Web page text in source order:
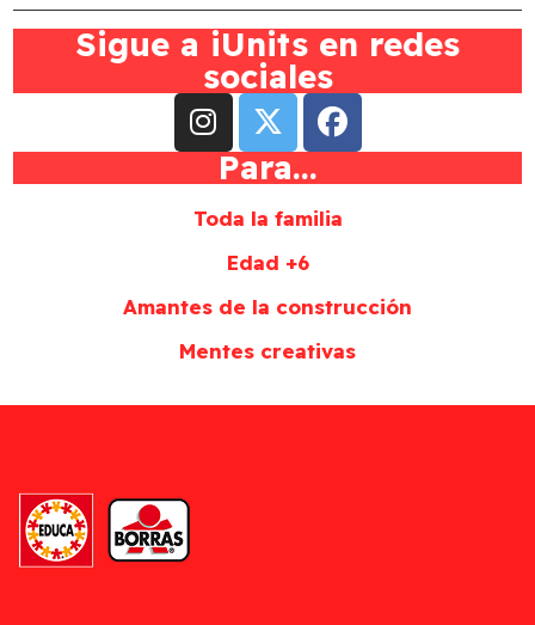
Sigue a iUnits en redes
sociales
Para...
Toda la familia
Edad +6
Amantes de la construcción
Mentes creativas